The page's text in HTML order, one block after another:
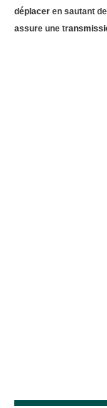
déplacer en sautant
assure une